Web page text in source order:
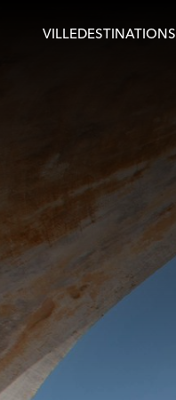
VILLEDESTINATIONS